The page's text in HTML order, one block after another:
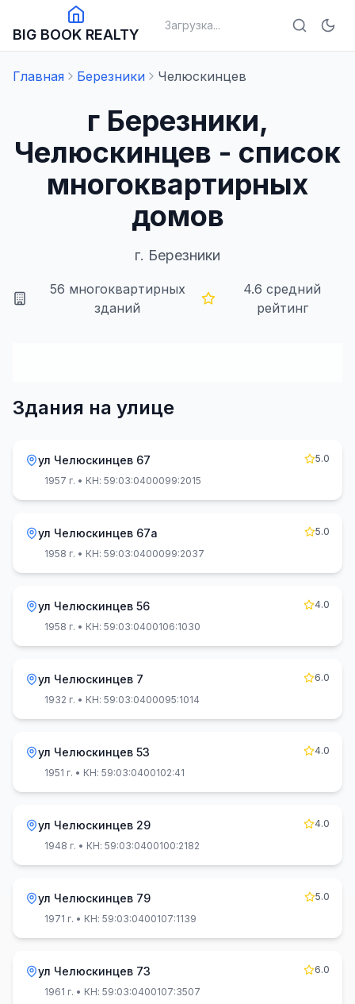
BIG BOOK REALTY
Загрузка...
Главная Березники Челюскинцев
г Березники,
Челюскинцев - список
многоквартирных
домов
г. Березники
56 многоквартирных
зданий
4.6 средний
рейтинг
Здания на улице
ул Челюскинцев 67
5.0
1957 г. • КН: 59:03:0400099:2015
ул Челюскинцев 67а
5.0
1958 г. • КН: 59:03:0400099:2037
ул Челюскинцев 56
4.0
1958 г. • КН: 59:03:0400106:1030
ул Челюскинцев 7
6.0
1932 г. • КН: 59:03:0400095:1014
ул Челюскинцев 53
4.0
1951 г. • КН: 59:03:0400102:41
ул Челюскинцев 29
4.0
1948 г. • КН: 59:03:0400100:2182
ул Челюскинцев 79
5.0
1971 г. • КН: 59:03:0400107:1139
ул Челюскинцев 73
6.0
1961 г. • КН: 59:03:0400107:3507